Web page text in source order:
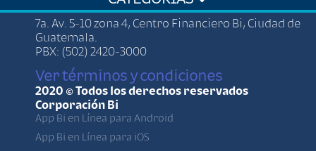
7a. Av. 5-10 zona 4, Centro Financiero Bi, Ciudad de
Guatemala.
PBX: (502) 2420-3000
Ver términos y condiciones
2020 © Todos los derechos reservados
Corporación Bi
App Bi en Línea para Android
App Bi en Línea para iOS